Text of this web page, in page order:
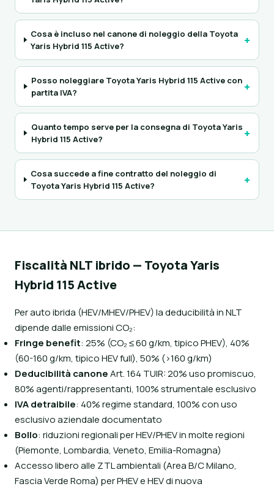
Cosa è incluso nel canone di noleggio della Toyota
Yaris Hybrid 115 Active?
+
Posso noleggiare Toyota Yaris Hybrid 115 Active con
partita IVA?
+
Quanto tempo serve per la consegna di Toyota Yaris
Hybrid 115 Active?
+
Cosa succede a fine contratto del noleggio di
Toyota Yaris Hybrid 115 Active?
+
Fiscalità NLT ibrido — Toyota Yaris
Hybrid 115 Active
Per auto ibrida (HEV/MHEV/PHEV) la deducibilità in NLT
dipende dalle emissioni CO₂:
Fringe benefit: 25% (CO₂ ≤ 60 g/km, tipico PHEV), 40%
(60-160 g/km, tipico HEV full), 50% (>160 g/km)
Deducibilità canoneArt. 164 TUIR: 20% uso promiscuo,
80% agenti/rappresentanti, 100% strumentale esclusivo
IVA detraibile: 40% regime standard, 100% con uso
esclusivo aziendale documentato
Bollo: riduzioni regionali per HEV/PHEV in molte regioni
(Piemonte, Lombardia, Veneto, Emilia-Romagna)
Accesso libero alle ZTL ambientali (Area B/C Milano,
Fascia Verde Roma) per PHEV e HEV di nuova